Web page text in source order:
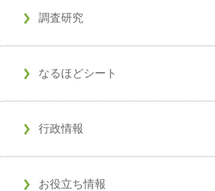
調査研究
なるほどシート
行政情報
お役立ち情報